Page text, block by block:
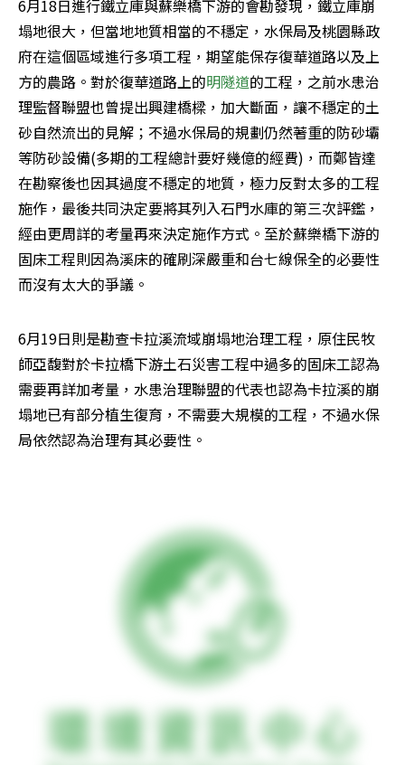
6月18日進行鐵立庫與蘇樂橋下游的會勘發現，鐵立庫崩
塌地很大，但當地地質相當的不穩定，水保局及桃園縣政
府在這個區域進行多項工程，期望能保存復華道路以及上
方的農路。對於復華道路上的明隧道的工程，之前水患治
理監督聯盟也曾提出興建橋樑，加大斷面，讓不穩定的土
砂自然流出的見解；不過水保局的規劃仍然著重的防砂壩
等防砂設備(多期的工程總計要好幾億的經費)，而鄭皆達
在勘察後也因其過度不穩定的地質，極力反對太多的工程
施作，最後共同決定要將其列入石門水庫的第三次評鑑，
經由更周詳的考量再來決定施作方式。至於蘇樂橋下游的
固床工程則因為溪床的確刷深嚴重和台七線保全的必要性
而沒有太大的爭議。
6月19日則是勘查卡拉溪流域崩塌地治理工程，原住民牧
師亞馥對於卡拉橋下游土石災害工程中過多的固床工認為
需要再詳加考量，水患治理聯盟的代表也認為卡拉溪的崩
塌地已有部分植生復育，不需要大規模的工程，不過水保
局依然認為治理有其必要性。